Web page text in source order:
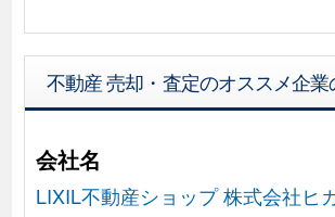
不動産 売却・査定のオススメ企
会社名
LIXIL不動産ショップ 株式会社ヒ